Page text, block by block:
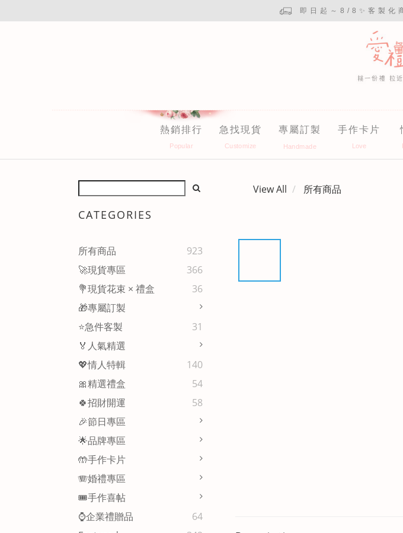
即日起～8/8✨客製化
熱銷排行 急找現貨 專屬訂製 手作卡片
CATEGORIES
所有商品
923
🚀現貨專區
366
💐現貨花束 × 禮盒
36
🎁專屬訂製
⭐急件客製
31
🏅人氣精選
💖情人特輯
140
🎀精選禮盒
54
🍀招財開運
58
🎉節日專區
🌟品牌專區
🤲手作卡片
🪗婚禮專區
🎟️手作喜帖
⌚企業禮贈品
64
View All 所有商品